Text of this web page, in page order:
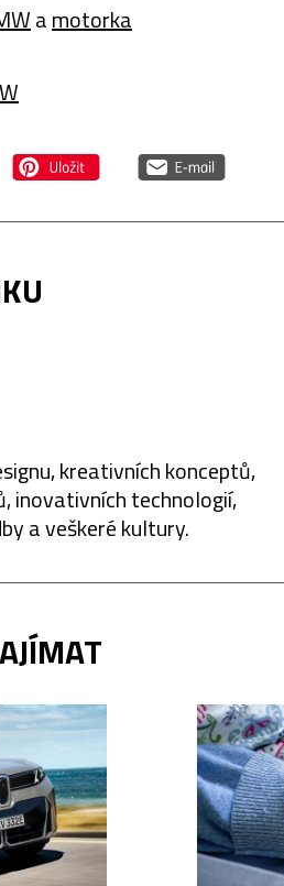
amotorka
kreativních konceptů,
inovativních technologií,
a veškeré kultury.